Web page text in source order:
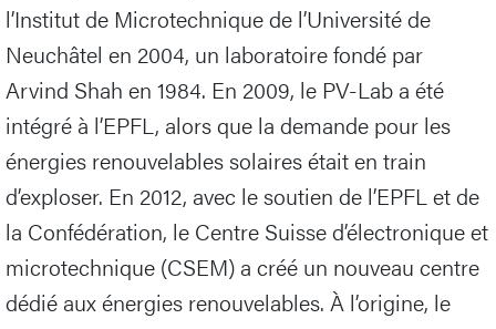
l’Institut de Microtechnique de l’Université de
Neuchâtel en 2004, un laboratoire fondé par
Arvind Shah en 1984. En 2009, le PV-Lab a été
intégré à l’EPFL, alors que la demande pour les
énergies renouvelables solaires était en train
d’exploser. En 2012, avec le soutien de l’EPFL et de
la Confédération, le Centre Suisse d’électronique et
microtechnique (CSEM) a créé un nouveau centre
dédié aux énergies renouvelables. À l’origine, le